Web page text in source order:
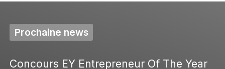
Prochaine news
Concours EY Entrepreneur Of The Year